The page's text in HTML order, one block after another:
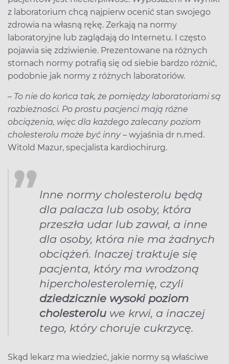
z laboratorium chcą najpierw ocenić stan swojego
zdrowia na własną rękę. Zerkają na normy
laboratoryjne lub zaglądają do Internetu. I często
pojawia się zdziwienie. Prezentowane na różnych
stornach normy potrafią się od siebie bardzo różnić,
podobnie jak normy z różnych laboratoriów.
– To nie do końca tak, że pomiędzy laboratoriami są
rozbieżności. Po prostu pacjenci mają różne
obciążenia, więc dla każdego zalecany poziom
cholesterolu może być inny– wyjaśnia dr n.med.
Witold Mazur, specjalista kardiochirurg.
Inne normy cholesterolu będą
dla palacza lub osoby, która
przeszła udar lub zawał, a inne
dla osoby, która nie ma żadnych
obciążeń. Inaczej traktuje się
pacjenta, który ma wrodzoną
hipercholesterolemię, czyli
dziedzicznie wysoki poziom
cholesterolu we krwi, a inaczej
tego, który choruje cukrzycę.
Skąd lekarz ma wiedzieć, jakie normy są właściwe